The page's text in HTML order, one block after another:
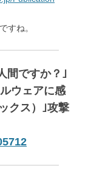
すね。
間ですか？｣
ウェアに感
クス）｣攻撃